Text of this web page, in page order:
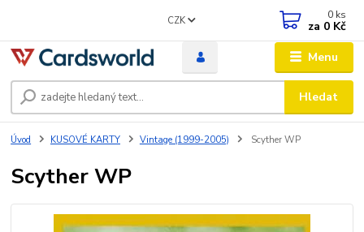
Menu
CZK
Hledat
0 ks
za 0 Kč
Úvod KUSOVÉ KARTY Vintage (1999-2005) Scyther WP
Scyther WP